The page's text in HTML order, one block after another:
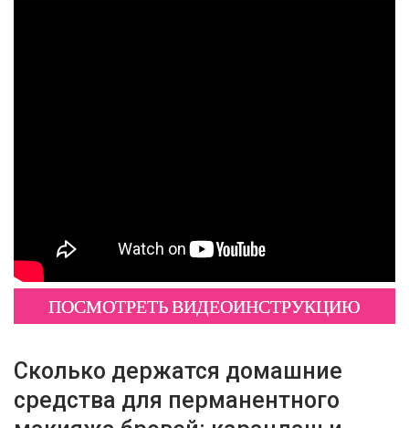
ПОСМОТРЕТЬ ВИДЕОИНСТРУКЦИЮ
Сколько держатся домашние
средства для перманентного